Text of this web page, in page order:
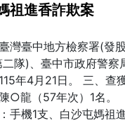
祖進香詐欺案
灣臺中地方檢察署(發
隊)、臺中市政府警察
年4月21日。 三、查
○龍（57年次）1名。
手機1支、白沙屯媽祖